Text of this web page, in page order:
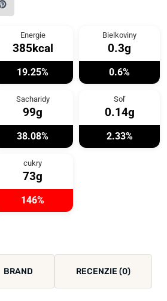
Energie
385kcal
19.25%
Bielkoviny
0.3g
0.6%
Sacharidy
99g
38.08%
Soľ
0.14g
2.33%
cukry
73g
146%
BRAND RECENZIE (0)